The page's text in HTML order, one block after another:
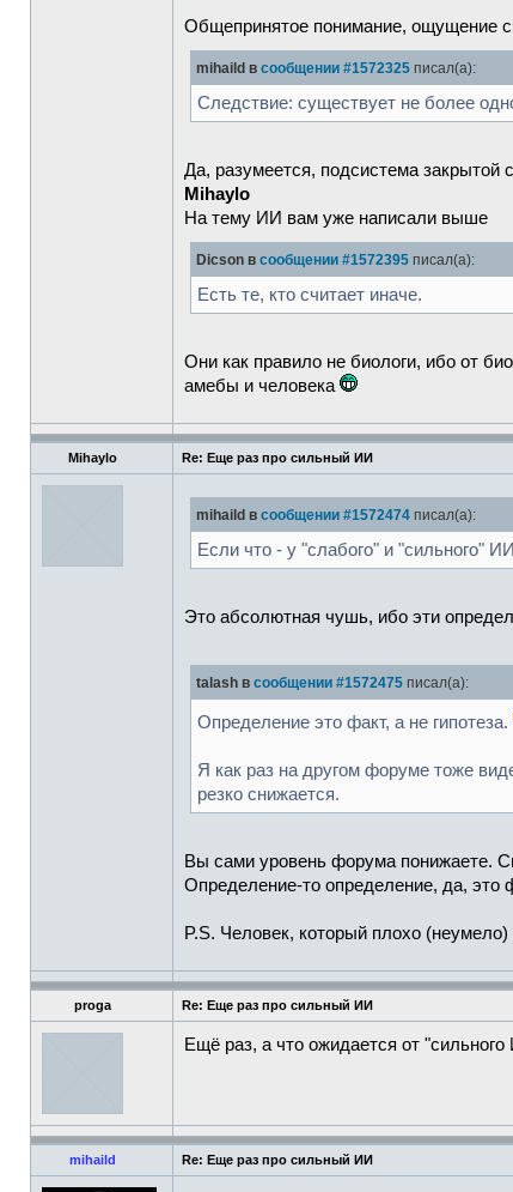
Общепринятое понимание, ощущение
mihaild в сообщении #1572325 писал(а):
Следствие: существует не более
Да, разумеется, подсистема
Mihaylo
На тему ИИ вам уже написали выше
Dicson в сообщении #1572395 писал(а):
Есть те, кто считает иначе.
Они как правило не биологи, ибо от
амебы и человека
Mihaylo Re: Еще раз про сильный ИИ
mihaild в сообщении #1572474 писал(а):
Если что - у "слабого" и "сильного"
Это абсолютная чушь, ибо эти
talash в сообщении #1572475 писал(а):
Определение это факт, а не гипотеза.
Я как раз на другом форуме тоже
резко снижается.
Вы сами уровень форума понижаете.
Определение-то определение, да, это
P.S. Человек, который плохо
proga Re: Еще раз про сильный ИИ
Ещё раз, а что ожидается от
mihaild Re: Еще раз про сильный ИИ